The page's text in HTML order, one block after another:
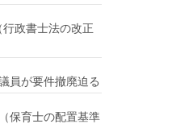
政書士法の改正
が要件撤廃迫る
保育士の配置基準